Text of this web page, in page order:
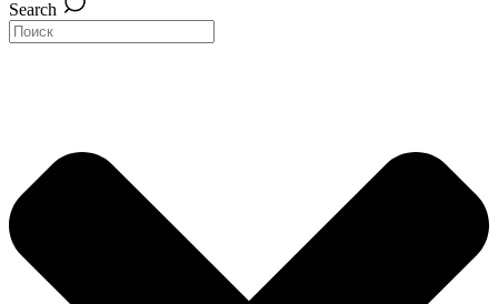
Search